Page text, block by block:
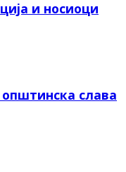
и носиоци
слава